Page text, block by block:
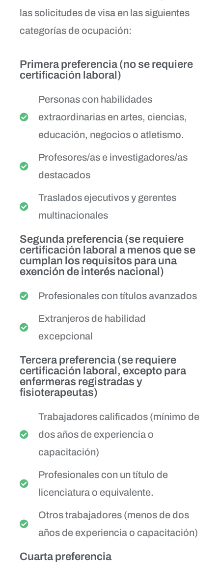
las solicitudes de visa en las siguientes
categorías de ocupación:
Primera preferencia (no se requiere
certificación laboral)
Personas con habilidades
extraordinarias en artes, ciencias,
educación, negocios o atletismo.
Profesores/as e investigadores/as
destacados
Traslados ejecutivos y gerentes
multinacionales
Segunda preferencia (se requiere
certificación laboral a menos que se
cumplan los requisitos para una
exención de interés nacional)
Profesionales con títulos avanzados
Extranjeros de habilidad
excepcional
Tercera preferencia (se requiere
certificación laboral, excepto para
enfermeras registradas y
fisioterapeutas)
Trabajadores calificados (mínimo de
dos años de experiencia o
capacitación)
Profesionales con un título de
licenciatura o equivalente.
Otros trabajadores (menos de dos
años de experiencia o capacitación)
Cuarta preferencia